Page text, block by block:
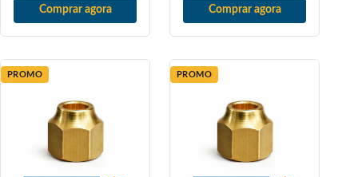
Comprar agora Comprar agora
PROMO PROMO